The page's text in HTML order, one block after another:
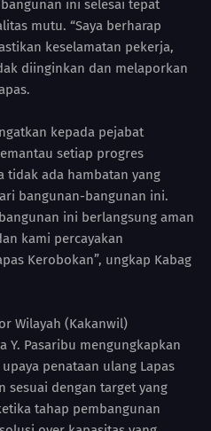
ini selesai tepat
mutu. “Saya berharap
keselamatan pekerja,
diinginkan dan melaporkan
kepada pejabat
setiap progres
tidak ada hambatan yang
bangunan-bangunan ini.
ini berlangsung aman
kami percayakan
Kerobokan”, ungkap Kabag
Wilayah (Kakanwil)
Y. Pasaribu mengungkapkan
penataan ulang Lapas
sesuai dengan target yang
tahap pembangunan